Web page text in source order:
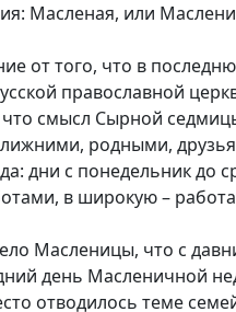
Масленая, или
от того, что в
православной
что смысл Сырной
родными,
дни с понедельник до
в широкую –
Масленицы, что с
день Масленичной
отводилось теме